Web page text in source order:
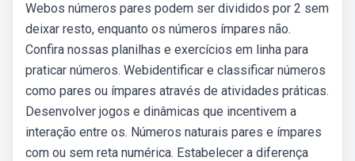
Webos números pares podem ser divididos por 2 sem
deixar resto, enquanto os números ímpares não.
Confira nossas planilhas e exercícios em linha para
praticar números. Webidentificar e classificar números
como pares ou ímpares através de atividades práticas.
Desenvolver jogos e dinâmicas que incentivem a
interação entre os. Números naturais pares e ímpares
com ou sem reta numérica. Estabelecer a diferença